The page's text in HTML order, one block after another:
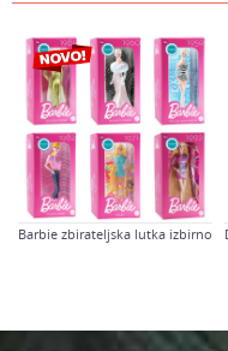
Spol
Starost
Sporočilo
Barbie zbirateljska lutka izbirno